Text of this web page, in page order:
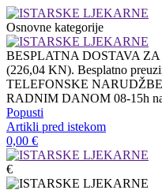
Osnovne kategorije
BESPLATNA DOSTAVA
(226,04 KN). Besplatno
TELEFONSKE
RADNIM DANOM 08-15h
Popusti
Artikli pred istekom
0,00 €
€